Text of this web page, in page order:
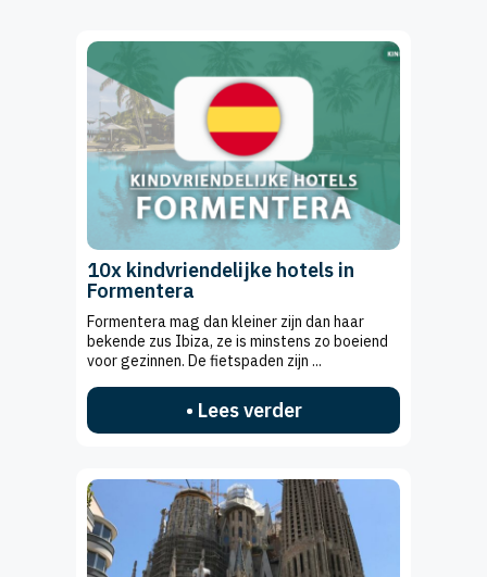
10x kindvriendelijke hotels in
Formentera
Formentera mag dan kleiner zijn dan haar
bekende zus Ibiza, ze is minstens zo boeiend
voor gezinnen. De fietspaden zijn ...
• Lees verder